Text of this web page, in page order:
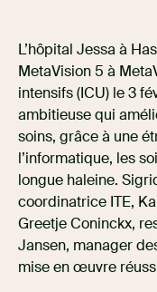
L’hôpital Jessa à
MetaVision 5 à
intensifs (ICU) le 3
ambitieuse qui
soins, grâce à une
l’informatique, les
longue haleine.
coordinatrice ITE,
Greetje Coninckx,
Jansen, manager
mise en œuvre